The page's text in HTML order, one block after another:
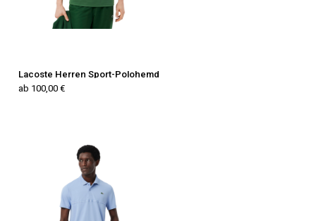
Lacoste Herren Sport-Polohemd
ab 100,00 €